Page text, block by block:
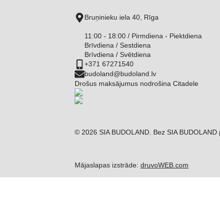
Bruņinieku iela 40, Rīga
11:00 - 18:00 / Pirmdiena - Piektdiena
Brīvdiena / Sestdiena
Brīvdiena / Svētdiena
+371 67271540
budoland@budoland.lv
Drošus maksājumus nodrošina Citadele
© 2026 SIA BUDOLAND. Bez SIA
Mājaslapas izstrāde: druvoWEB.com